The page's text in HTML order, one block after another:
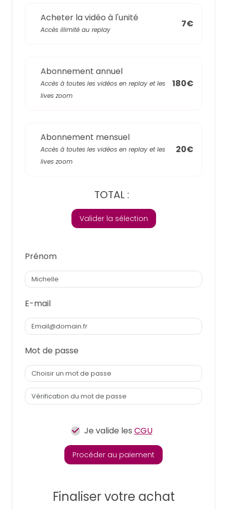
Acheter la vidéo à l'unité
Accès illimité au replay
7€
Abonnement annuel
Accès à toutes les vidéos en replay et les
lives zoom
180€
Abonnement mensuel
Accès à toutes les vidéos en replay et les
lives zoom
20€
TOTAL :
Valider la sélection
Prénom
E-mail
Mot de passe
Je valide les CGU
Procéder au paiement
Finaliser votre achat